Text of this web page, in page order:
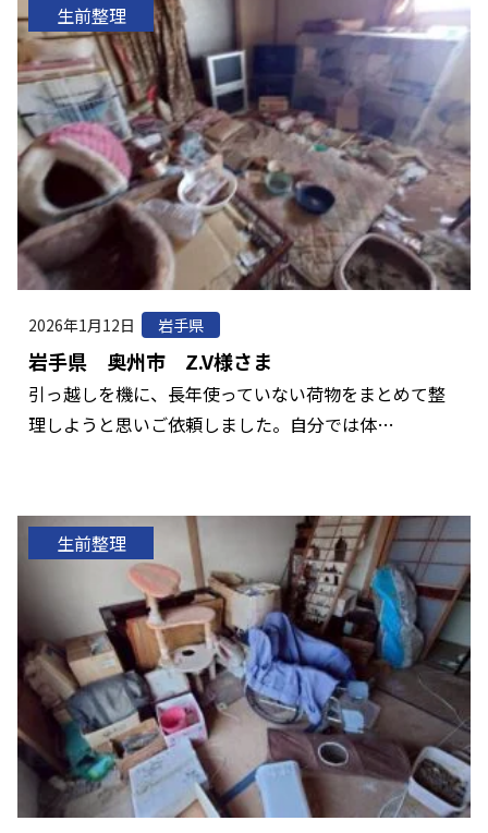
生前整理
2026年1月12日 岩手県
岩手県 奥州市 Z.V様さま
引っ越しを機に、長年使っていない荷物をまとめて整
理しようと思いご依頼しました。自分では体…
生前整理